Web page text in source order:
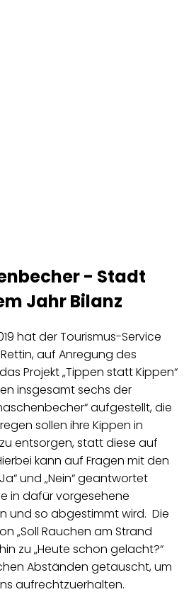
- Stadt
Jahr Bilanz
hat der Tourismus-Service
auf Anregung des
Projekt „Tippen statt Kippen“
insgesamt sechs der
aufgestellt, die
sollen ihre Kippen in
entsorgen, statt diese auf
kann auf Fragen mit den
und „Nein“ geantwortet
in dafür vorgesehene
und so abgestimmt wird. Die
„Soll Rauchen am Strand
zu „Heute schon gelacht?“
Abständen getauscht, um
aufrechtzuerhalten.